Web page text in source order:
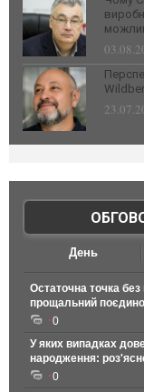
День
Остаточна точка
прощальний
0
У яких випадках
народження:
0